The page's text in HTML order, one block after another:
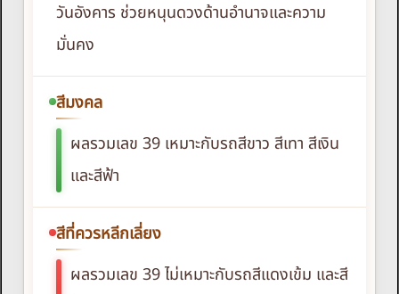
วันอังคาร ช่วยหนุนดวงด้านอำนาจและความ
มั่นคง
สีมงคล
ผลรวมเลข 39 เหมาะกับรถสีขาว สีเทา สีเงิน
และสีฟ้า
สีที่ควรหลีกเลี่ยง
ผลรวมเลข 39 ไม่เหมาะกับรถสีแดงเข้ม และสี